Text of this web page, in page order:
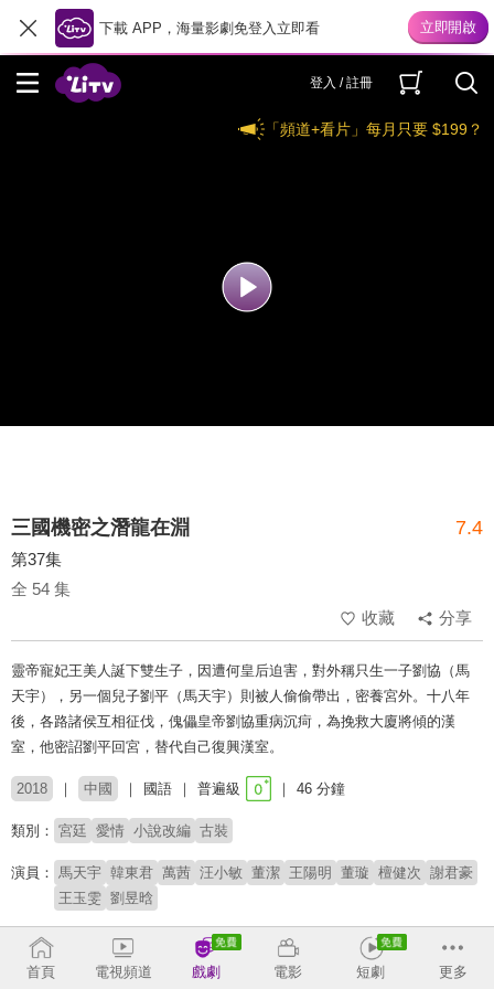
下載 APP，海量影劇免登入立即看
登入 / 註冊
「頻道+看片」每月只要 $199？
三國機密之潛龍在淵 7.4
第37集
全 54 集
收藏
分享
靈帝寵妃王美人誕下雙生子，因遭何皇后迫害，對外稱只生一子劉協（馬
天宇），另一個兒子劉平（馬天宇）則被人偷偷帶出，密養宮外。十八年
後，各路諸侯互相征伐，傀儡皇帝劉協重病沉疴，為挽救大廈將傾的漢
室，他密詔劉平回宮，替代自己復興漢室。
2018 中國 國語 普遍級 46 分鐘
類別： 宮廷 愛情 小說改編 古裝
演員： 馬天宇 韓東君 萬茜 汪小敏 董潔 王陽明 董璇 檀健次 謝君豪
王玉雯 劉昱晗
導演： 鄭偉文
原著： 馬伯庸《三國機密之潛龍在淵》
首頁 電視頻道 戲劇 電影 短劇 更多